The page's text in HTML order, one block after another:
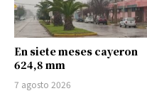
En siete meses cayeron
624,8 mm
7 agosto 2026